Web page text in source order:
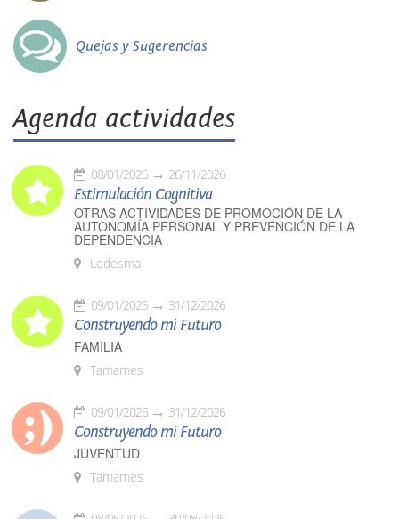
Quejas y Sugerencias
Agenda actividades
08/01/2026 26/11/2026
Estimulación Cognitiva
OTRAS ACTIVIDADES DE PROMOCIÓN DE LA
AUTONOMÍA PERSONAL Y PREVENCIÓN DE LA
DEPENDENCIA
Ledesma
09/01/2026 31/12/2026
Construyendo mi Futuro
FAMILIA
Tamames
09/01/2026 31/12/2026
Construyendo mi Futuro
JUVENTUD
Tamames